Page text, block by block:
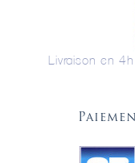
Livraison en